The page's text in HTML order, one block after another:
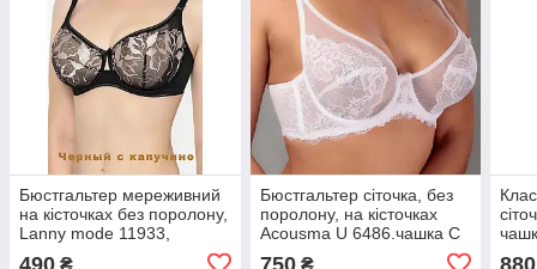
Бюстгальтер мереживний
на кісточках без поролону,
Lanny mode 11933,
490 ₴
Бюстгальтер сіточка, без
поролону, на кісточках
Acousma U 6486.чашка C
750₴ 880